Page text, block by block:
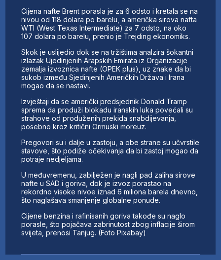
Cijena nafte Brent porasla je za 6 odsto i kretala se na
nivou od 118 dolara po barelu, a američka sirova nafta
WTI (West Texas Intermediate) za 7 odsto, na oko
107 dolara po barelu, prenio je Trejding ekonomiks.
Skok je uslijedio dok se na tržištima analzira šokantni
izlazak Ujedinjenih Arapskih Emirata iz Organizacije
zemalja izvoznica nafte (OPEK plus), uz znake da bi
sukob između Sjedinjenih Američkih Država i Irana
mogao da se nastavi.
Izvještaji da se američki predsjednik Donald Tramp
sprema da produži blokadu iranskih luka povećali su
strahove od produženih prekida snabdijevanja,
posebno kroz kritični Ormuski moreuz.
Pregovori su i dalje u zastoju, a obe strane su učvrstile
stavove, što podiže očekivanja da bi zastoj mogao da
potraje nedjeljama.
U međuvremenu, zabilježen je nagli pad zaliha sirove
nafte u SAD i goriva, dok je izvoz porastao na
rekordno visoke nivoe iznad 6 miliona barela dnevno,
što naglašava smanjenje globalne ponude.
Cijene benzina i rafinisanih goriva takođe su naglo
porasle, što pojačava zabrinutost zbog inflacije širom
svijeta, prenosi Tanjug. (Foto Pixabay)